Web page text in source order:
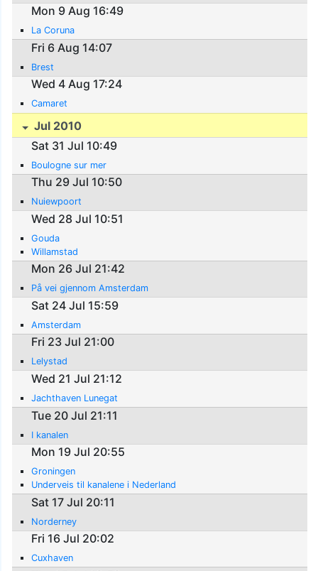
Mon 9 Aug 16:49
La Coruna
Fri 6 Aug 14:07
Brest
Wed 4 Aug 17:24
Camaret
Jul 2010
Sat 31 Jul 10:49
Boulogne sur mer
Thu 29 Jul 10:50
Nuiewpoort
Wed 28 Jul 10:51
Gouda
Willamstad
Mon 26 Jul 21:42
På vei gjennom Amsterdam
Sat 24 Jul 15:59
Amsterdam
Fri 23 Jul 21:00
Lelystad
Wed 21 Jul 21:12
Jachthaven Lunegat
Tue 20 Jul 21:11
I kanalen
Mon 19 Jul 20:55
Groningen
Underveis til kanalene i Nederland
Sat 17 Jul 20:11
Norderney
Fri 16 Jul 20:02
Cuxhaven